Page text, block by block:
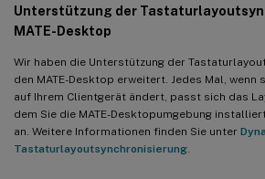
Unterstützung der
MATE-Desktop
Wir haben die Unterstützung der
den MATE-Desktop erweitert. Jedes Mal,
auf Ihrem Clientgerät ändert, passt sich das
dem Sie die MATE-Desktopumgebung
an. Weitere Informationen finden Sie unter
Tastaturlayoutsynchronisierung